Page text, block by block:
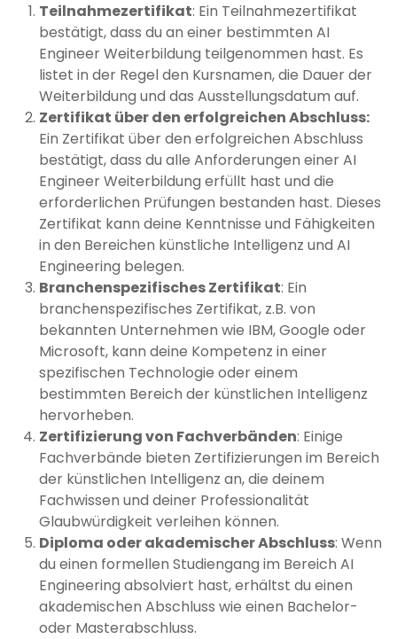
Teilnahmezertifikat: Ein Teilnahmezertifikat
bestätigt, dass du an einer bestimmten AI
Engineer Weiterbildung teilgenommen hast. Es
listet in der Regel den Kursnamen, die Dauer der
Weiterbildung und das Ausstellungsdatum auf.
Zertifikat über den erfolgreichen Abschluss:
Ein Zertifikat über den erfolgreichen Abschluss
bestätigt, dass du alle Anforderungen einer AI
Engineer Weiterbildung erfüllt hast und die
erforderlichen Prüfungen bestanden hast. Dieses
Zertifikat kann deine Kenntnisse und Fähigkeiten
in den Bereichen künstliche Intelligenz und AI
Engineering belegen.
Branchenspezifisches Zertifikat: Ein
branchenspezifisches Zertifikat, z.B. von
bekannten Unternehmen wie IBM, Google oder
Microsoft, kann deine Kompetenz in einer
spezifischen Technologie oder einem
bestimmten Bereich der künstlichen Intelligenz
hervorheben.
Zertifizierung von Fachverbänden: Einige
Fachverbände bieten Zertifizierungen im Bereich
der künstlichen Intelligenz an, die deinem
Fachwissen und deiner Professionalität
Glaubwürdigkeit verleihen können.
Diploma oder akademischer Abschluss: Wenn
du einen formellen Studiengang im Bereich AI
Engineering absolviert hast, erhältst du einen
akademischen Abschluss wie einen Bachelor-
oder Masterabschluss.